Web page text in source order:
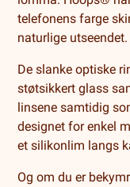
telefonens farge
naturlige utseendet.
De slanke optiske
støtsikkert glass
linsene samtidig
designet for enkel
et silikonlim langs
Og om du er